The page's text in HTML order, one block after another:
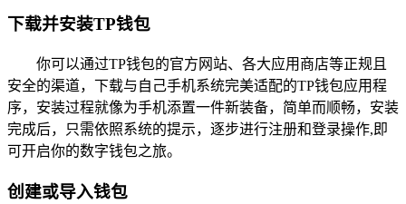
下载并安装TP钱包
你可以通过TP钱包的官方网站、各大应用商店等正规且
安全的渠道，下载与自己手机系统完美适配的TP钱包应用程
序，安装过程就像为手机添置一件新装备，简单而顺畅，安装
完成后，只需依照系统的提示，逐步进行注册和登录操作,即
可开启你的数字钱包之旅。
创建或导入钱包